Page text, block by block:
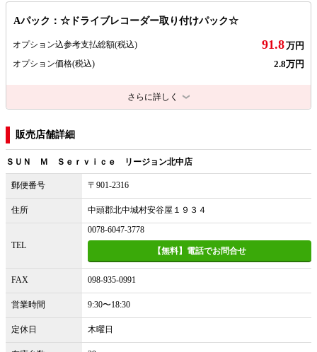
Aパック：☆ドライブレコーダー取り付けパック☆
オプション込参考支払総額(税込) 91.8万円
オプション価格(税込) 2.8万円
さらに詳しく
販売店舗詳細
ＳＵＮ Ｍ Ｓｅｒｖｉｃｅ リージョン北中店
郵便番号 〒901-2316
住所 中頭郡北中城村安谷屋１９３４
TEL
0078-6047-3778
【無料】電話でお問合せ
FAX 098-935-0991
営業時間 9:30〜18:30
定休日 木曜日